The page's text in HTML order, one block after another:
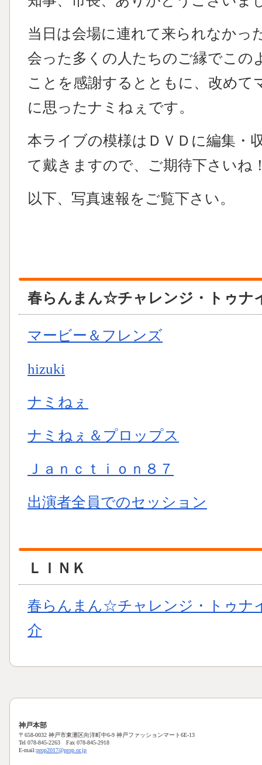
当日は会場に連れて来られなかっ
会った多くの人たちのご縁でこの
ことを感謝するとともに、改めて
に思ったナミねぇです。
本ライブの模様はＤＶＤに編集・
て戴きますので、ご期待下さいね
以下、写真速報をご覧下さい。
春らんまん☆チャレンジ・トゥナ
マービー＆フレンズ
hizuki
ナミねぇ
ナミねぇ＆プロップス
Ｊａｎｃｔｉｏｎ８７
出演者全員でのセッション
ＬＩＮＫ
春らんまん☆チャレンジ・トゥナ
介
神戸本部
〒658-0032 神戸市東灘区向洋町中6-9 神戸ファッションマート6E-13
Tel 078-845-2263 Fax 078-845-2918
E-mail:prop2017@prop.or.jp